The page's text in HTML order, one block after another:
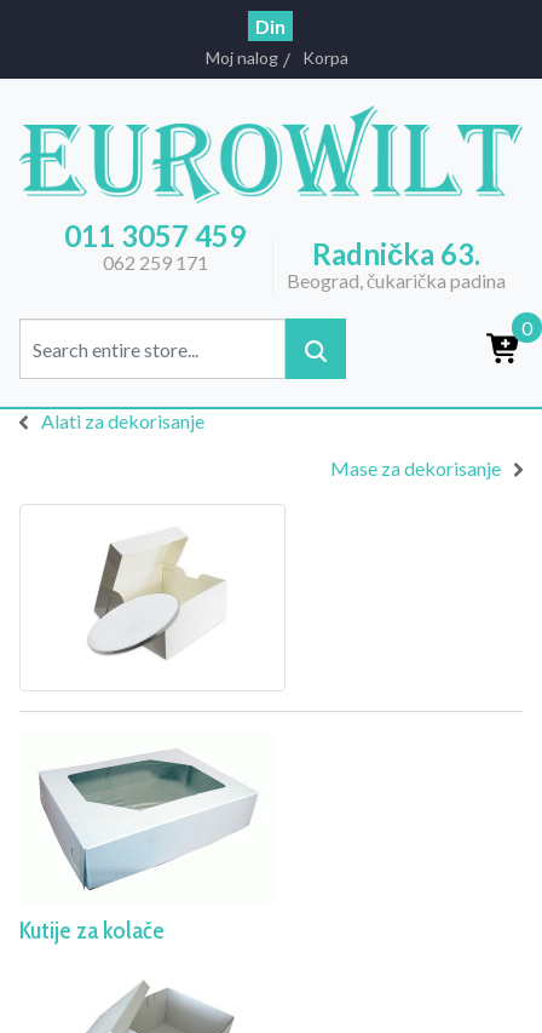
Din
Moj nalog Korpa
011 3057 459
062 259 171 Radnička 63.
Beograd, čukarička padina
0
Alati za dekorisanje
Mase za dekorisanje
Kutije za kolače